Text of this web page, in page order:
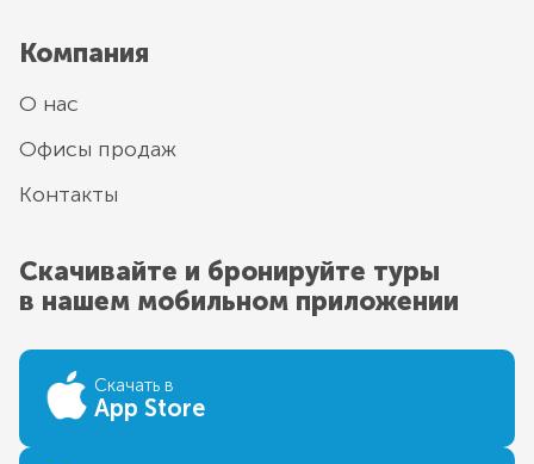
Компания
О нас
Офисы продаж
Контакты
Скачивайте и бронируйте туры
в нашем мобильном приложении
Скачать в
App Store